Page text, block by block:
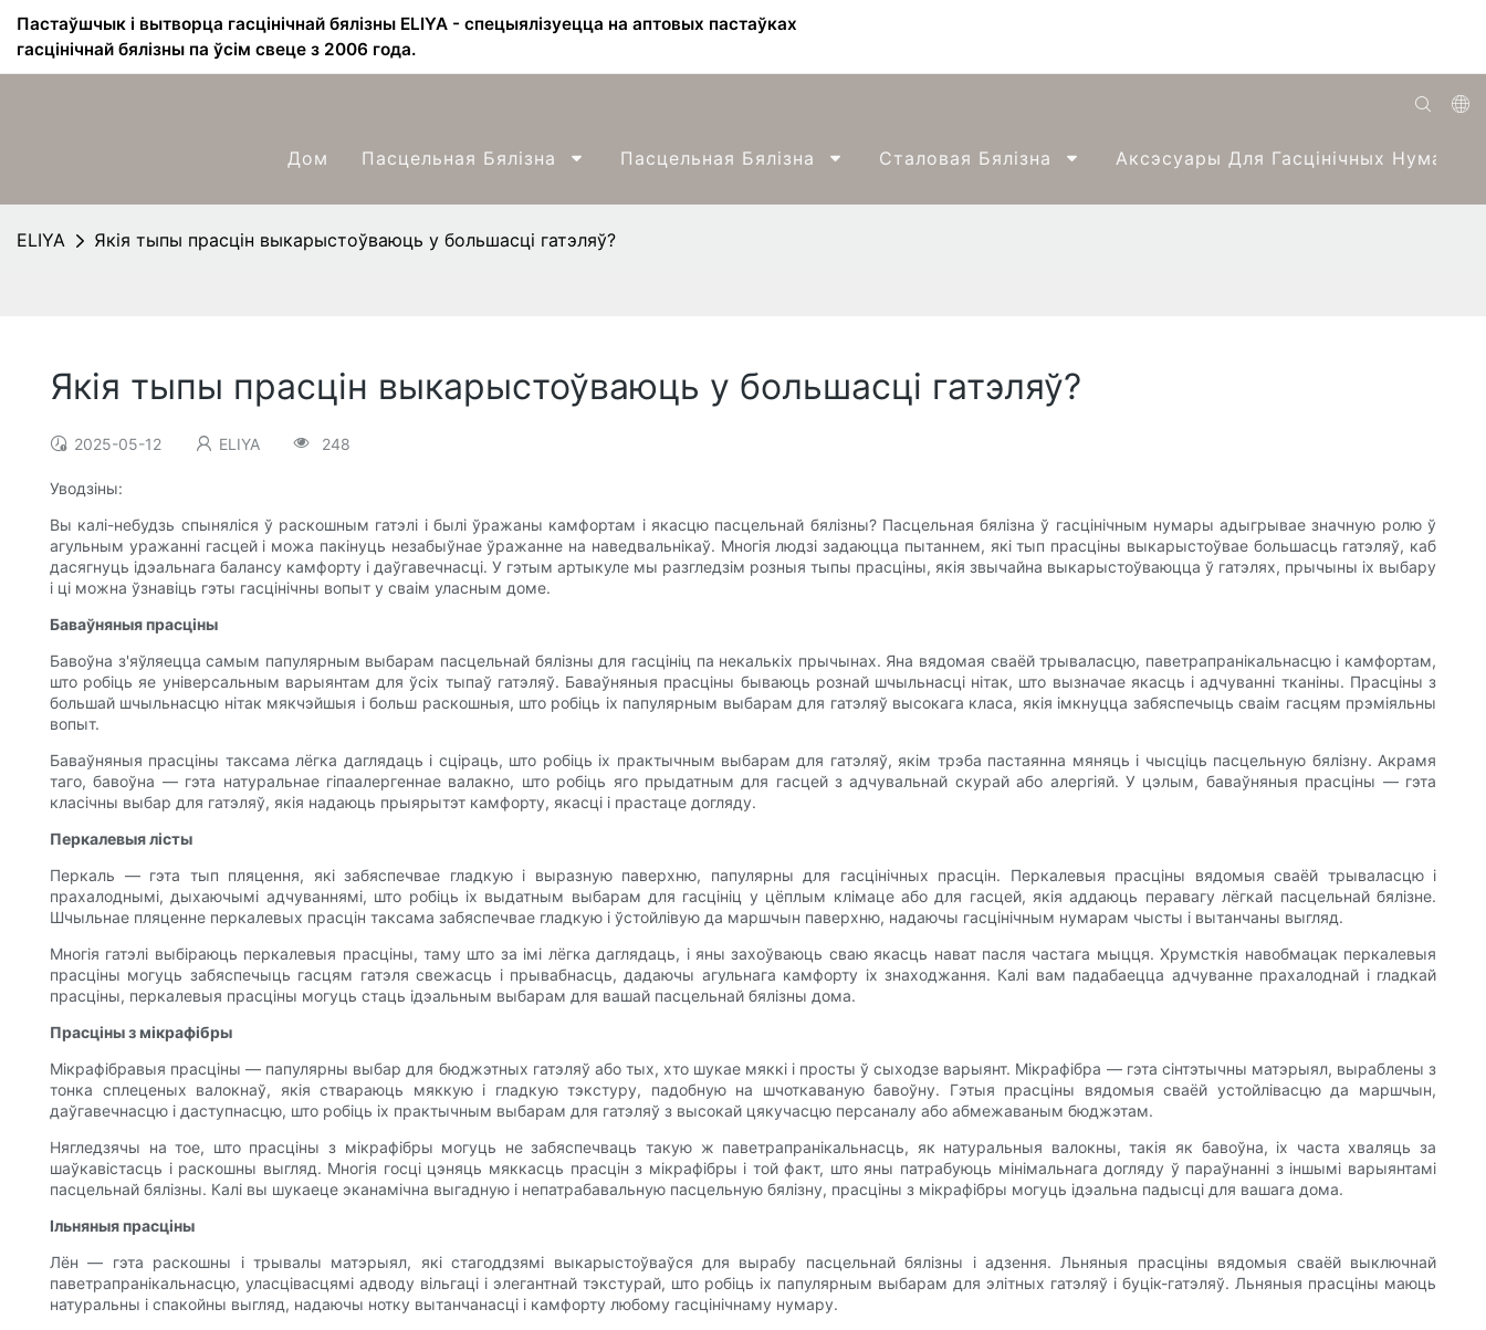
Пастаўшчык і вытворца гасцінічнай бялізны ELIYA - спецыялізуецца на аптовых пастаўках
гасцінічнай бялізны па ўсім свеце з 2006 года.
Дом Пасцельная Бялізна Пасцельная Бялізна Сталовая Бялізна Аксэсуары Для Гасцінічных Нумароў
ELIYA Якія тыпы прасцін выкарыстоўваюць у большасці гатэляў?
Якія тыпы прасцін выкарыстоўваюць у большасці гатэляў?
2025-05-12 ELIYA 248
Уводзіны:
Вы калі-небудзь спыняліся ў раскошным гатэлі і былі ўражаны камфортам і якасцю пасцельнай бялізны? Пасцельная бялізна ў гасцінічным нумары адыгрывае значную ролю ў
агульным уражанні гасцей і можа пакінуць незабыўнае ўражанне на наведвальнікаў. Многія людзі задаюцца пытаннем, які тып прасціны выкарыстоўвае большасць гатэляў, каб
дасягнуць ідэальнага балансу камфорту і даўгавечнасці. У гэтым артыкуле мы разгледзім розныя тыпы прасціны, якія звычайна выкарыстоўваюцца ў гатэлях, прычыны іх выбару
і ці можна ўзнавіць гэты гасцінічны вопыт у сваім уласным доме.
Баваўняныя прасціны
Бавоўна з'яўляецца самым папулярным выбарам пасцельнай бялізны для гасцініц па некалькіх прычынах. Яна вядомая сваёй трываласцю, паветрапранікальнасцю і камфортам,
што робіць яе універсальным варыянтам для ўсіх тыпаў гатэляў. Баваўняныя прасціны бываюць рознай шчыльнасці нітак, што вызначае якасць і адчуванні тканіны. Прасціны з
большай шчыльнасцю нітак мякчэйшыя і больш раскошныя, што робіць іх папулярным выбарам для гатэляў высокага класа, якія імкнуцца забяспечыць сваім гасцям прэміяльны
вопыт.
Баваўняныя прасціны таксама лёгка даглядаць і сціраць, што робіць іх практычным выбарам для гатэляў, якім трэба пастаянна мяняць і чысціць пасцельную бялізну. Акрамя
таго, бавоўна — гэта натуральнае гіпаалергеннае валакно, што робіць яго прыдатным для гасцей з адчувальнай скурай або алергіяй. У цэлым, баваўняныя прасціны — гэта
класічны выбар для гатэляў, якія надаюць прыярытэт камфорту, якасці і прастаце догляду.
Перкалевыя лісты
Перкаль — гэта тып пляцення, які забяспечвае гладкую і выразную паверхню, папулярны для гасцінічных прасцін. Перкалевыя прасціны вядомыя сваёй трываласцю і
прахалоднымі, дыхаючымі адчуваннямі, што робіць іх выдатным выбарам для гасцініц у цёплым клімаце або для гасцей, якія аддаюць перавагу лёгкай пасцельнай бялізне.
Шчыльнае пляценне перкалевых прасцін таксама забяспечвае гладкую і ўстойлівую да маршчын паверхню, надаючы гасцінічным нумарам чысты і вытанчаны выгляд.
Многія гатэлі выбіраюць перкалевыя прасціны, таму што за імі лёгка даглядаць, і яны захоўваюць сваю якасць нават пасля частага мыцця. Хрумсткія навобмацак перкалевыя
прасціны могуць забяспечыць гасцям гатэля свежасць і прывабнасць, дадаючы агульнага камфорту іх знаходжання. Калі вам падабаецца адчуванне прахалоднай і гладкай
прасціны, перкалевыя прасціны могуць стаць ідэальным выбарам для вашай пасцельнай бялізны дома.
Прасціны з мікрафібры
Мікрафібравыя прасціны — папулярны выбар для бюджэтных гатэляў або тых, хто шукае мяккі і просты ў сыходзе варыянт. Мікрафібра — гэта сінтэтычны матэрыял, выраблены з
тонка сплеценых валокнаў, якія ствараюць мяккую і гладкую тэкстуру, падобную на шчоткаваную бавоўну. Гэтыя прасціны вядомыя сваёй устойлівасцю да маршчын,
даўгавечнасцю і даступнасцю, што робіць іх практычным выбарам для гатэляў з высокай цякучасцю персаналу або абмежаваным бюджэтам.
Нягледзячы на ​​тое, што прасціны з мікрафібры могуць не забяспечваць такую ​​ж паветрапранікальнасць, як натуральныя валокны, такія як бавоўна, іх часта хваляць за
шаўкавістасць і раскошны выгляд. Многія госці цэняць мяккасць прасцін з мікрафібры і той факт, што яны патрабуюць мінімальнага догляду ў параўнанні з іншымі варыянтамі
пасцельнай бялізны. Калі вы шукаеце эканамічна выгадную і непатрабавальную пасцельную бялізну, прасціны з мікрафібры могуць ідэальна падысці для вашага дома.
Ільняныя прасціны
Лён — гэта раскошны і трывалы матэрыял, які стагоддзямі выкарыстоўваўся для вырабу пасцельнай бялізны і адзення. Льняныя прасціны вядомыя сваёй выключнай
паветрапранікальнасцю, уласцівасцямі адводу вільгаці і элегантнай тэкстурай, што робіць іх папулярным выбарам для элітных гатэляў і буцік-гатэляў. Льняныя прасціны маюць
натуральны і спакойны выгляд, надаючы нотку вытанчанасці і камфорту любому гасцінічнаму нумару.